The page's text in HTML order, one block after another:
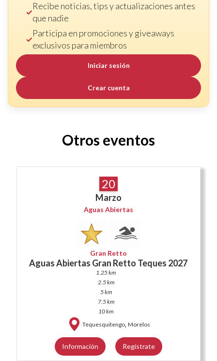
Recibe noticias, tips y actualizaciones antes
que nadie
Participa en promociones y giveaways
exclusivos para miembros
Iniciar sesión
Crear cuenta
Otros eventos
20
Marzo
Aguas Abiertas
Gran Retto
Aguas Abiertas Gran Retto Teques 2027
1.25 km
2.5 km
5 km
7.5 km
10 km
Tequesquitengo, Morelos
Información Regístrate